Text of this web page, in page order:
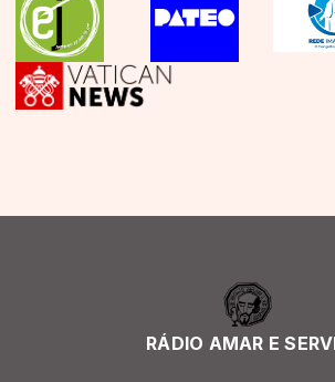
RÁDIO AMAR E